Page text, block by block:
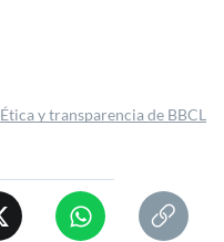
Ética y transparencia de BBCL